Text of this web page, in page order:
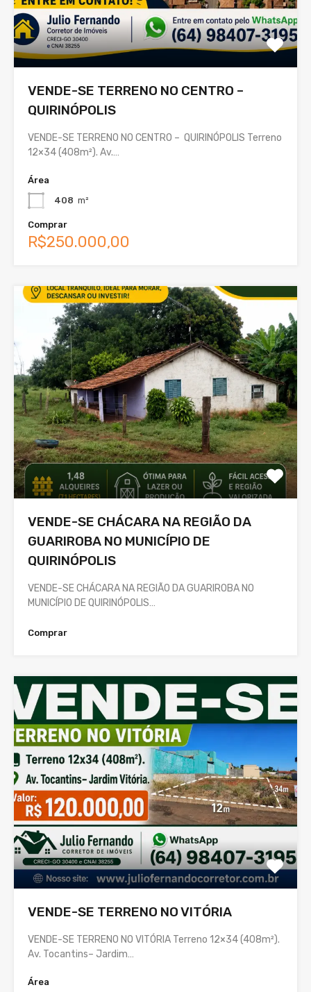
VENDE-SE TERRENO NO CENTRO –
QUIRINÓPOLIS
VENDE-SE TERRENO NO CENTRO – QUIRINÓPOLIS Terreno
12×34 (408m²). Av.…
Área
408 m²
Comprar
R$250.000,00
VENDE-SE CHÁCARA NA REGIÃO DA
GUARIROBA NO MUNICÍPIO DE
QUIRINÓPOLIS
VENDE-SE CHÁCARA NA REGIÃO DA GUARIROBA NO
MUNICÍPIO DE QUIRINÓPOLIS…
Comprar
VENDE-SE TERRENO NO VITÓRIA
VENDE-SE TERRENO NO VITÓRIA Terreno 12×34 (408m²).
Av. Tocantins– Jardim…
Área